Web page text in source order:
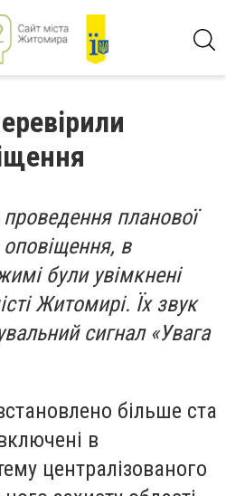
планової
в
були увімкнені
Житомирі. Їх звук
сигнал «Увага
більше ста
в
централізованого